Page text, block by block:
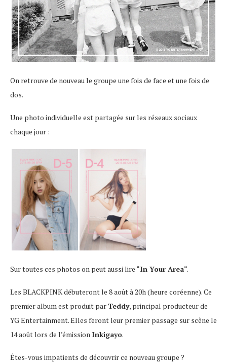
On retrouve de nouveau le groupe une fois de face et une fois de
dos.
Une photo individuelle est partagée sur les réseaux sociaux
chaque jour :
Sur toutes ces photos on peut aussi lire “In Your Area“.
Les BLACKPINK débuteront le 8 août à 20h (heure coréenne). Ce
premier album est produit parTeddy, principal producteur de
YG Entertainment. Elles feront leur premier passage sur scène le
14 août lors de l’émission Inkigayo.
Êtes-vous impatients de découvrir ce nouveau groupe ?